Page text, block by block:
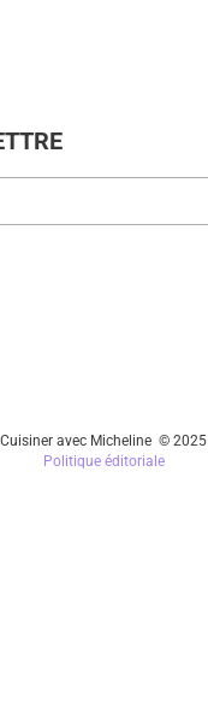
Cuisiner avec Micheline © 2025
Politique éditoriale